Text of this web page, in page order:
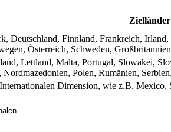
Zielländer
Deutschland, Finnland, Frankreich,
Österreich, Schweden, Großbritannien
Lettland, Malta, Portugal, Slowakei,
Polen, Rumänien,
Dimension, wie z.B. Mexico,